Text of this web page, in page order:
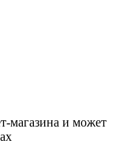
магазина и может